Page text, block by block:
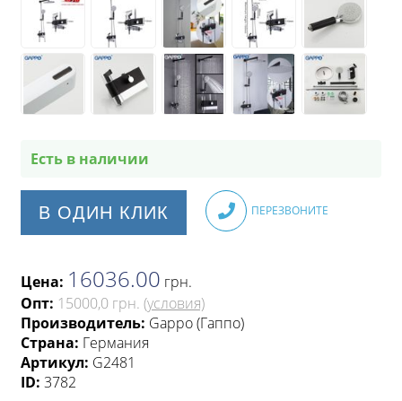
Есть в наличии
В ОДИН КЛИК ПЕРЕЗВОНИТЕ
Цена: 16036.00 грн.
Опт: 15000,0 грн. (условия)
Производитель: Gappo (Гаппо)
Страна: Германия
Артикул: G2481
ID: 3782